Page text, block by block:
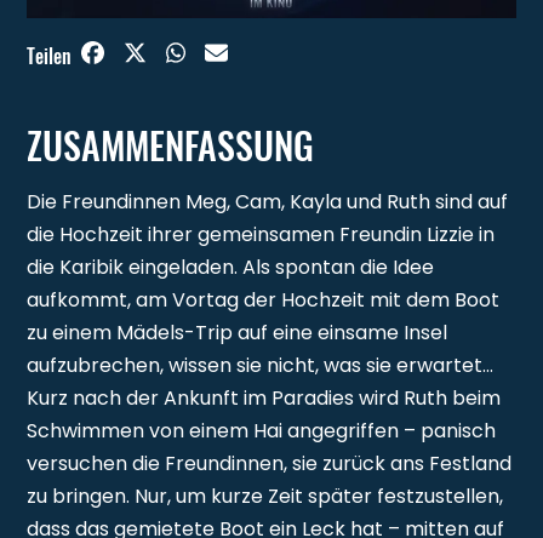
Teilen
ZUSAMMENFASSUNG
Die Freundinnen Meg, Cam, Kayla und Ruth sind auf
die Hochzeit ihrer gemeinsamen Freundin Lizzie in
die Karibik eingeladen. Als spontan die Idee
aufkommt, am Vortag der Hochzeit mit dem Boot
zu einem Mädels-Trip auf eine einsame Insel
aufzubrechen, wissen sie nicht, was sie erwartet…
Kurz nach der Ankunft im Paradies wird Ruth beim
Schwimmen von einem Hai angegriffen – panisch
versuchen die Freundinnen, sie zurück ans Festland
zu bringen. Nur, um kurze Zeit später festzustellen,
dass das gemietete Boot ein Leck hat – mitten auf